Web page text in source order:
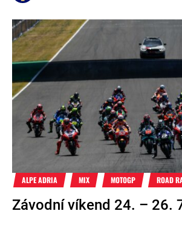
ALPE ADRIA MIX MOTOGP ROAD
Závodní víkend 24. – 26.